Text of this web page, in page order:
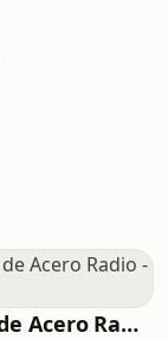
Águilas de Acero Radio - Metal